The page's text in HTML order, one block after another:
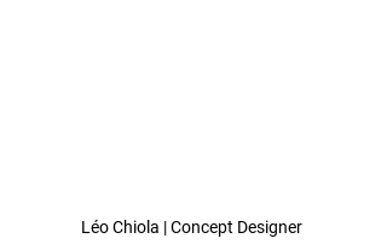
Léo Chiola | Concept Designer